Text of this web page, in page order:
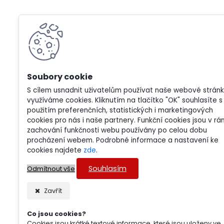
S cílem usnadnit uživatelům používat naše webové
využíváme cookies. Kliknutím na tlačítko "OK" souhlasíte s
použitím preferenčních, statistických i marketingových
cookies pro nás i naše partnery. Funkční cookies jsou v
zachování funkčnosti webu používány po celou dobu
procházení webem. Podrobné informace a nastavení ke
cookies najdete zde.
Odmítnout vše Souhlasím
Zavřít
Co jsou cookies?